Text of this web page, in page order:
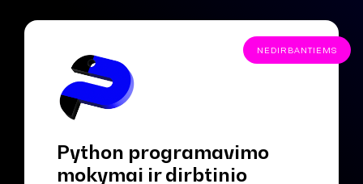
NEDIRBANTIEMS
Python programavimo
mokymai ir dirbtinio